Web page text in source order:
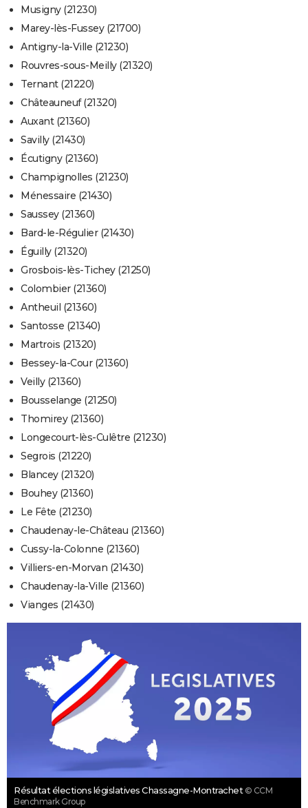
Musigny (21230)
Marey-lès-Fussey (21700)
Antigny-la-Ville (21230)
Rouvres-sous-Meilly (21320)
Ternant (21220)
Châteauneuf (21320)
Auxant (21360)
Savilly (21430)
Écutigny (21360)
Champignolles (21230)
Ménessaire (21430)
Saussey (21360)
Bard-le-Régulier (21430)
Éguilly (21320)
Grosbois-lès-Tichey (21250)
Colombier (21360)
Antheuil (21360)
Santosse (21340)
Martrois (21320)
Bessey-la-Cour (21360)
Veilly (21360)
Bousselange (21250)
Thomirey (21360)
Longecourt-lès-Culêtre (21230)
Segrois (21220)
Blancey (21320)
Bouhey (21360)
Le Fête (21230)
Chaudenay-le-Château (21360)
Cussy-la-Colonne (21360)
Villiers-en-Morvan (21430)
Chaudenay-la-Ville (21360)
Vianges (21430)
Résultat élections législatives Chassagne-Montrachet © CCM
Benchmark Group